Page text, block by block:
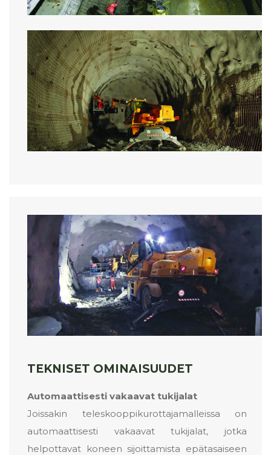
TEKNISET OMINAISUUDET
Automaattisesti vakaavat tukijalat
Joissakin teleskooppikurottajamalleissa on
automaattisesti vakaavat tukijalat, jotka
helpottavat koneen sijoittamista epätasaiseen